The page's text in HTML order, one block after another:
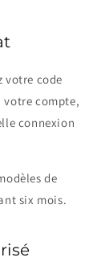
votre code
votre compte,
connexion
de
six mois.